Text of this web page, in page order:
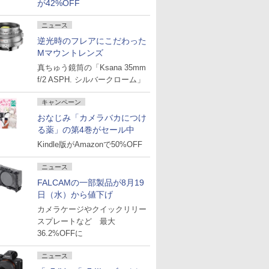
が42%OFF
ニュース
逆光時のフレアにこだわった
Mマウントレンズ
真ちゅう鏡筒の「Ksana 35mm
f/2 ASPH. シルバークローム」
キャンペーン
おなじみ「カメラバカにつけ
る薬」の第4巻がセール中
Kindle版がAmazonで50%OFF
ニュース
FALCAMの一部製品が8月19
日（水）から値下げ
カメラケージやクイックリリー
スプレートなど 最大
36.2%OFFに
ニュース